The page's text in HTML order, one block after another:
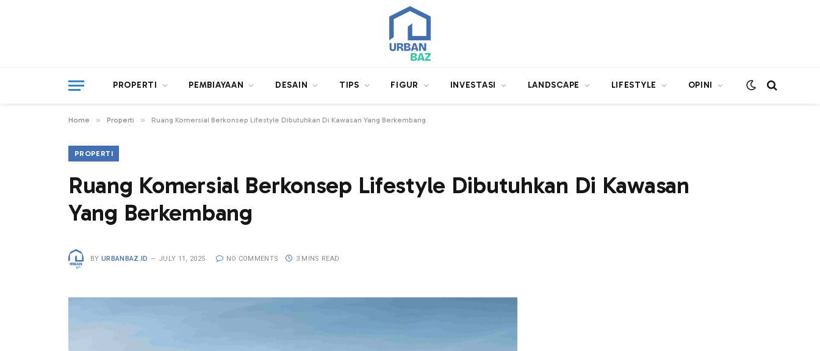
PROPERTI PEMBIAYAAN DESAIN TIPS FIGUR INVESTASI LANDSCAPE LIFESTYLE OPINI
Home » Properti » Ruang Komersial Berkonsep Lifestyle Dibutuhkan Di Kawasan Yang Berkembang
PROPERTI
Ruang Komersial Berkonsep Lifestyle Dibutuhkan Di Kawasan
Yang Berkembang
BY URBANBAZ.ID JULY 11, 2025 NO COMMENTS 3 MINS READ